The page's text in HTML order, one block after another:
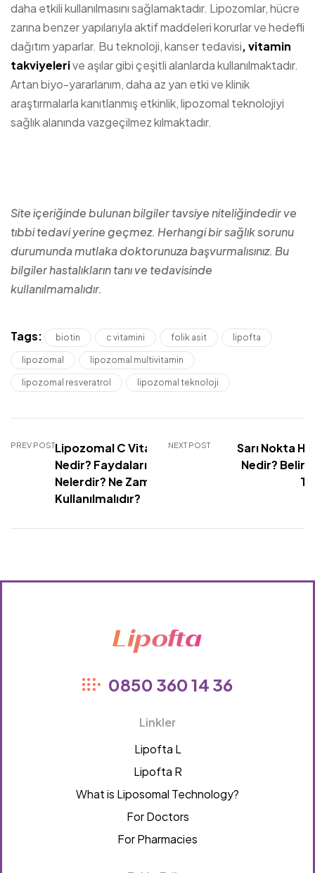
daha etkili kullanılmasını sağlamaktadır. Lipozomlar, hücre
zarına benzer yapılarıyla aktif maddeleri korurlar ve hedefli
dağıtım yaparlar. Bu teknoloji, kanser tedavisi, vitamin
takviyelerive aşılar gibi çeşitli alanlarda kullanılmaktadır.
Artan biyo-yararlanım, daha az yan etki ve klinik
araştırmalarla kanıtlanmış etkinlik, lipozomal teknolojiyi
sağlık alanında vazgeçilmez kılmaktadır.
Site içeriğinde bulunan bilgiler tavsiye niteliğindedir ve
tıbbi tedavi yerine geçmez. Herhangi bir sağlık sorunu
durumunda mutlaka doktorunuza başvurmalısınız. Bu
bilgiler hastalıkların tanı ve tedavisinde
kullanılmamalıdır.
Tags: biotin c vitamini folik asit lipofta
lipozomal lipozomal multivitamin
lipozomal resveratrol lipozomal teknoloji
PREV POSTLipozomal C Vitamini
Nedir? Faydaları
Nelerdir? Ne Zaman
Kullanılmalıdır?
NEXT POST
Sarı Nokta
Nedir?
0850 360 14 36
Linkler
Lipofta L
Lipofta R
What is Liposomal Technology?
For Doctors
For Pharmacies